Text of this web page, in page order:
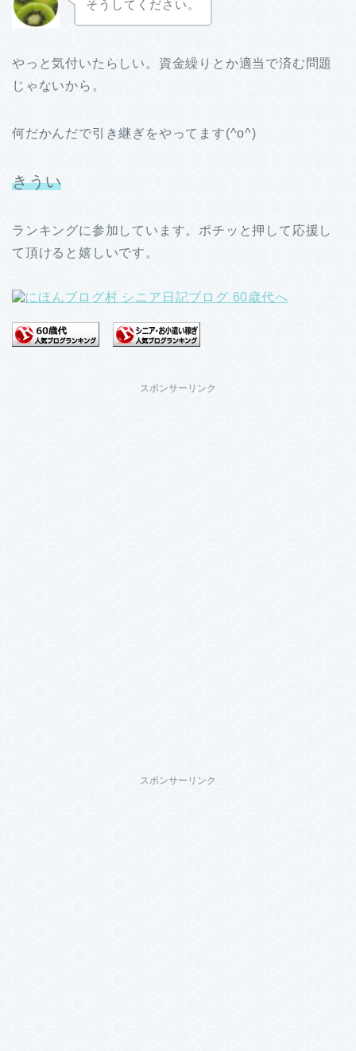
そうしてください。
やっと気付いたらしい。資金繰りとか適当で済む問題
じゃないから。
何だかんだで引き継ぎをやってます(^o^)
きうい
ランキングに参加しています。ポチッと押して応援し
て頂けると嬉しいです。
スポンサーリンク
スポンサーリンク